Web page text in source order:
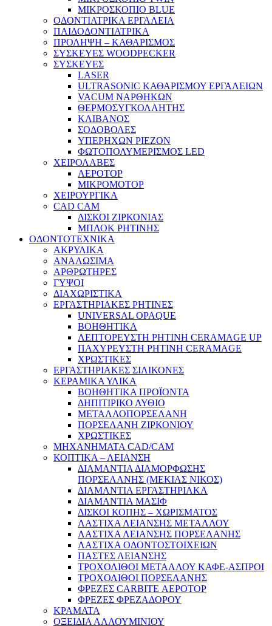
ΜΙΚΡΟΣΚΟΠΙΟ BLUE
ΟΔΟΝΤΙΑΤΡΙΚΑ ΕΡΓΑΛΕΙΑ
ΠΑΙΔΟΔΟΝΤΙΑΤΡΙΚΑ
ΠΡΟΛΗΨΗ – ΚΑΘΑΡΙΣΜΟΣ
ΣΥΣΚΕΥΕΣ WOODPECKER
ΣΥΣΚΕΥΕΣ
LASER
ULTRASONIC ΚΑΘΑΡΙΣΜΟΥ ΕΡΓΑΛΕΙΩΝ
VACUM ΝΑΡΘΗΚΩΝ
ΘΕΡΜΟΣΥΓΚΟΛΛΗΤΗΣ
ΚΛΙΒΑΝΟΣ
ΣΟΔΟΒΟΛΕΣ
ΥΠΕΡΗΧΩΝ PIEZON
ΦΩΤΟΠΟΛΥΜΕΡΙΣΜΟΣ LED
ΧΕΙΡΟΛΑΒΕΣ
ΑΕΡΟΤΟΡ
ΜΙΚΡΟΜΟΤΟΡ
ΧΕΙΡΟΥΡΓΙΚΑ
CAD CAM
ΔΙΣΚΟΙ ΖΙΡΚΟΝΙΑΣ
ΜΠΛΟΚ ΡΗΤΙΝΗΣ
ΟΔΟΝΤΟΤΕΧΝΙΚΑ
ΑΚΡΥΛΙΚΑ
ΑΝΑΛΩΣΙΜΑ
ΑΡΘΡΩΤΗΡΕΣ
ΓΥΨΟΙ
ΔΙΑΧΩΡΙΣΤΙΚΑ
ΕΡΓΑΣΤΗΡΙΑΚΕΣ ΡΗΤΙΝΕΣ
UNIVERSAL OPAQUE
ΒΟΗΘΗΤΙΚΑ
ΛΕΠΤΟΡΕΥΣΤΗ ΡΗΤΙΝΗ CERAMAGE UP
ΠΑΧΥΡΕΥΣΤΗ ΡΗΤΙΝΗ CERAMAGE
ΧΡΩΣΤΙΚΕΣ
ΕΡΓΑΣΤΗΡΙΑΚΕΣ ΣΙΛΙΚΟΝΕΣ
ΚΕΡΑΜΙΚΑ ΥΛΙΚΑ
ΒΟΗΘΗΤΙΚΑ ΠΡΟΪΟΝΤΑ
ΔΗΠΙΤΙΡΙΚΟ ΛΥΘΙΟ
ΜΕΤΑΛΛΟΠΟΡΣΕΛΑΝΗ
ΠΟΡΣΕΛΑΝΗ ΖΙΡΚΟΝΙΟΥ
ΧΡΩΣΤΙΚΕΣ
ΜΗΧΑΝΗΜΑΤΑ CAD/CAM
ΚΟΠΤΙΚΑ – ΛΕΙΑΝΣΗ
ΔΙΑΜΑΝΤΙΑ ΔΙΑΜΟΡΦΩΣΗΣ
ΠΟΡΣΕΛΑΝΗΣ (ΜΕΚΙΑΣ ΝΙΚΟΣ)
ΔΙΑΜΑΝΤΙΑ ΕΡΓΑΣΤΗΡΙΑΚΑ
ΔΙΑΜΑΝΤΙΑ ΜΑΣΙΦ
ΔΙΣΚΟΙ ΚΟΠΗΣ – ΧΩΡΙΣΜΑΤΟΣ
ΛΑΣΤΙΧΑ ΛΕΙΑΝΣΗΣ ΜΕΤΑΛΛΟΥ
ΛΑΣΤΙΧΑ ΛΕΙΑΝΣΗΣ ΠΟΡΣΕΛΑΝΗΣ
ΛΑΣΤΙΧΑ ΟΔΟΝΤΟΣΤΟΙΧΕΙΩΝ
ΠΑΣΤΕΣ ΛΕΙΑΝΣΗΣ
ΤΡΟΧΟΛΙΘΟΙ ΜΕΤΑΛΛΟΥ ΚΑΦΕ-ΑΣΠΡΟΙ
ΤΡΟΧΟΛΙΘΟΙ ΠΟΡΣΕΛΑΝΗΣ
ΦΡΕΖΕΣ CARBITE ΑΕΡΟΤΟΡ
ΦΡΕΖΕΣ ΦΡΕΖΑΔΟΡΟΥ
ΚΡΑΜΑΤΑ
ΟΞΕΙΔΙΑ ΑΛΛΟΥΜΙΝΙΟΥ